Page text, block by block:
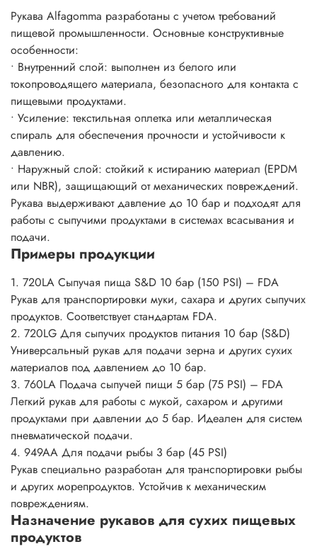
Рукава Alfagomma разработаны с учетом требований
пищевой промышленности. Основные конструктивные
особенности:
• Внутренний слой: выполнен из белого или
токопроводящего материала, безопасного для контакта с
пищевыми продуктами.
• Усиление: текстильная оплетка или металлическая
спираль для обеспечения прочности и устойчивости к
давлению.
• Наружный слой: стойкий к истиранию материал (EPDM
или NBR), защищающий от механических повреждений.
Рукава выдерживают давление до 10 бар и подходят для
работы с сыпучими продуктами в системах всасывания и
подачи.
Примеры продукции
1. 720LA Сыпучая пища S&D 10 бар (150 PSI) – FDA
Рукав для транспортировки муки, сахара и других сыпучих
продуктов. Соответствует стандартам FDA.
2. 720LG Для сыпучих продуктов питания 10 бар (S&D)
Универсальный рукав для подачи зерна и других сухих
материалов под давлением до 10 бар.
3. 760LA Подача сыпучей пищи 5 бар (75 PSI) – FDA
Легкий рукав для работы с мукой, сахаром и другими
продуктами при давлении до 5 бар. Идеален для систем
пневматической подачи.
4. 949AA Для подачи рыбы 3 бар (45 PSI)
Рукав специально разработан для транспортировки рыбы
и других морепродуктов. Устойчив к механическим
повреждениям.
Назначение рукавов для сухих пищевых
продуктов